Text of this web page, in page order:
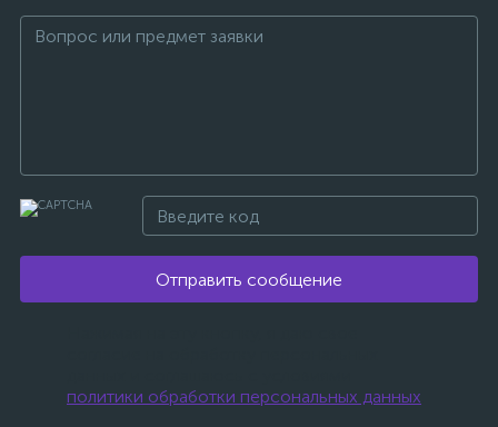
Отправить сообщение
политики обработки персональных данных